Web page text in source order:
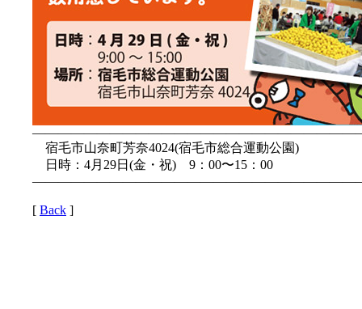
宿毛市山奈町芳奈4024(宿毛市総合運動公園)
日時：4月29日(金・祝) 9：00〜15：00
[ Back ]